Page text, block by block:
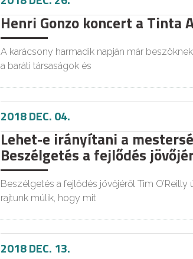
Henri Gonzo koncert a Tinta
A karácsony harmadik napján már
a baráti társaságok és
2018 DEC. 04.
Lehet-e irányítani a
Beszélgetés a fejlődés
Beszélgetés a fejlődés jövőjéről Tim
rajtunk múlik, hogy mit
2018 DEC. 13.